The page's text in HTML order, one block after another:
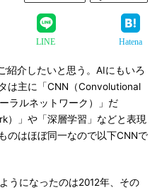
LINE Hatena
介したいと思う。AIにもいろ
は主に「CNN（Convolutional
ラルネットワーク）」だ
）」や「深層学習」などと表現
のはほぼ同一なので以下CNNで
うになったのは2012年、その